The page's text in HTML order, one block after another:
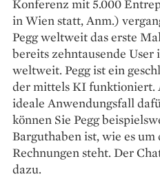
Konferenz mit 5.000
in Wien statt, Anm.)
Pegg weltweit das erste
bereits zehntausende
weltweit. Pegg ist ein
der mittels KI funktioniert.
ideale Anwendungsfall
können Sie Pegg
Barguthaben ist, wie es um
Rechnungen steht. Der
dazu.